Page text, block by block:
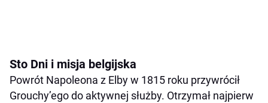
Sto Dni i misja belgijska
Powrót Napoleona z Elby w 1815 roku przywrócił
Grouchy’ego do aktywnej służby. Otrzymał najpierw